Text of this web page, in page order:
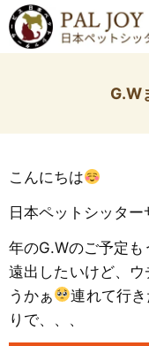
G.W
こんにちは
日本ペットシッタ
年のG.Wのご予定も
遠出したいけど、
うかぁ
連れて行
りで、、、